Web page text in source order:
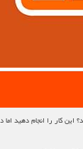
کار را انجام دهید اما